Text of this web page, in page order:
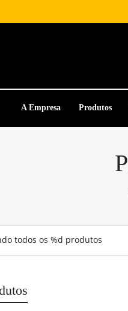
A Empresa Produtos
todos os %d produtos